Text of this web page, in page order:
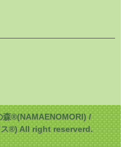
®(NAMAENOMORI) /
ス®) All right reserverd.